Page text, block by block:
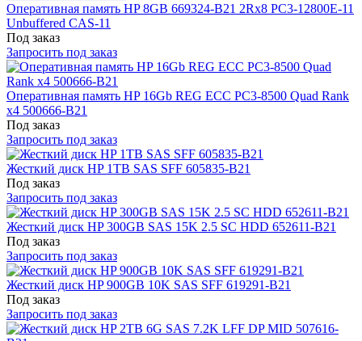
Оперативная память HP 8GB 669324-B21 2Rx8 PC3-12800E-11
Unbuffered CAS-11
Под заказ
Запросить под заказ
Оперативная память HP 16Gb REG ECC PC3-8500 Quad Rank
x4 500666-B21
Под заказ
Запросить под заказ
Жесткий диск HP 1TB SAS SFF 605835-B21
Под заказ
Запросить под заказ
Жесткий диск HP 300GB SAS 15K 2.5 SC HDD 652611-B21
Под заказ
Запросить под заказ
Жесткий диск HP 900GB 10K SAS SFF 619291-B21
Под заказ
Запросить под заказ